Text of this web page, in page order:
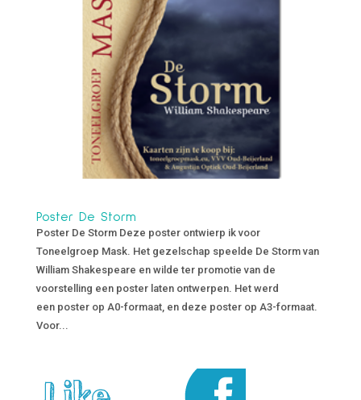
Poster De Storm
Poster De Storm Deze poster ontwierp ik voor
Toneelgroep Mask. Het gezelschap speelde De Storm van
William Shakespeare en wilde ter promotie van de
voorstelling een poster laten ontwerpen. Het werd
een poster op A0-formaat, en deze poster op A3-formaat.
Voor...